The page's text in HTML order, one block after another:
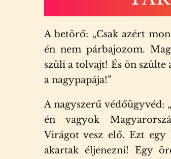
A betörő: „Csak azért
én nem párbajozom.
szüli a tolvajt! És ön szülte
a nagypapája!”
A nagyszerű védőügyvéd:
én vagyok
Virágot vesz elő. Ezt
akartak éljenezni! Egy